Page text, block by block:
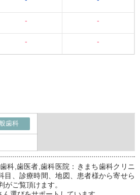
-
-
-
-
歯科
科,歯医者,歯科医院：きまち歯科クリニ
目、診療時間、地図、患者様から寄せら
がご覧頂けます。